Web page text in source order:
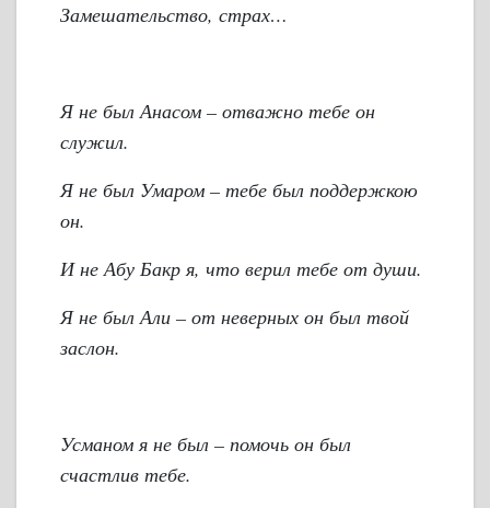
Замешательство, страх…
Я не был Анасом – отважно тебе он
служил.
Я не был Умаром – тебе был поддержкою
он.
И не Абу Бакр я, что верил тебе от души.
Я не был Али – от неверных он был твой
заслон.
Усманом я не был – помочь он был
счастлив тебе.